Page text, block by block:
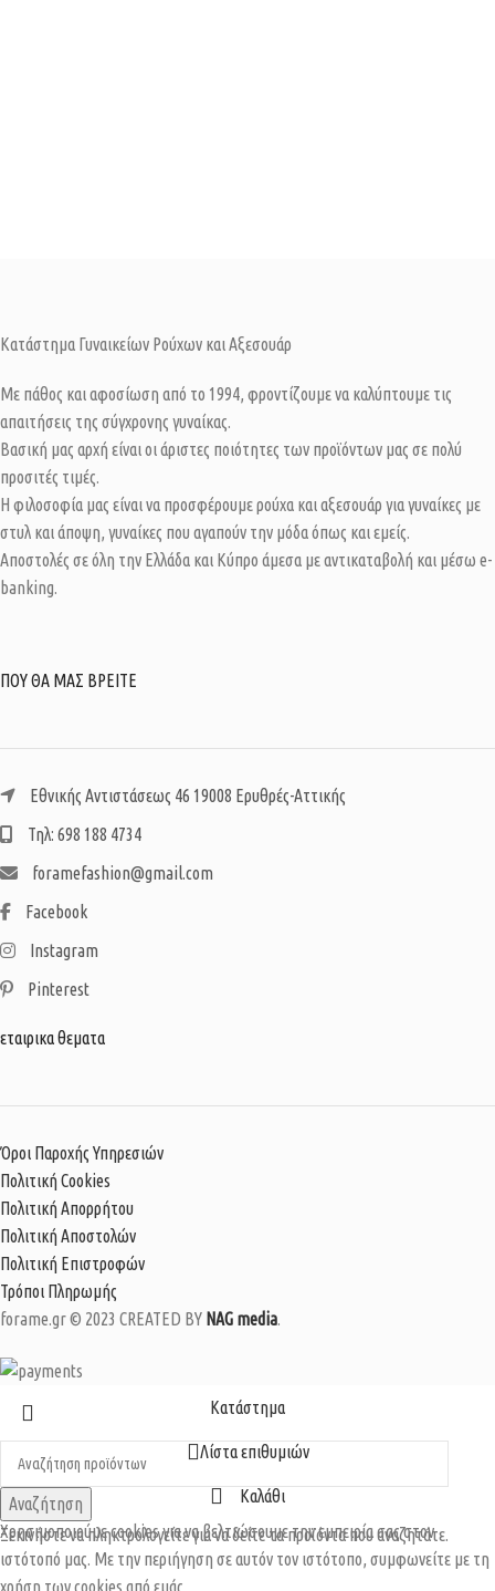
Κατάστημα Γυναικείων Ρούχων και Αξεσουάρ
Με πάθος και αφοσίωση από το 1994, φροντίζουμε να καλύπτουμε τις
απαιτήσεις της σύγχρονης γυναίκας.
Βασική μας αρχή είναι οι άριστες ποιότητες των προϊόντων μας σε πολύ
προσιτές τιμές.
Η φιλοσοφία μας είναι να προσφέρουμε ρούχα και αξεσουάρ για γυναίκες με
στυλ και άποψη, γυναίκες που αγαπούν την μόδα όπως και εμείς.
Αποστολές σε όλη την Ελλάδα και Κύπρο άμεσα με αντικαταβολή και μέσω e-
banking.
ΠΟΥ ΘΑ ΜΑΣ ΒΡΕΙΤΕ
Εθνικής Αντιστάσεως 46 19008 Ερυθρές-Αττικής
Τηλ: 698 188 4734
foramefashion@gmail.com
Facebook
Instagram
Pinterest
εταιρικα θεματα
Όροι Παροχής Υπηρεσιών
Πολιτική Cookies
Πολιτική Απορρήτου
Πολιτική Αποστολών
Πολιτική Επιστροφών
Τρόποι Πληρωμής
forame.gr © 2023 CREATED BY NAG media.
Αναζήτηση
Ξεκινήστε να πληκτρολογείτε για να δείτε τα προϊόντα που αναζητάτε.
Κατάστημα
Λίστα επιθυμιών
Καλάθι
Χρησιμοποιούμε cookies για να βελτιώσουμε την εμπειρία σας στον
ιστότοπό μας. Με την περιήγηση σε αυτόν τον ιστότοπο, συμφωνείτε με τη
χρήση των cookies από εμάς.